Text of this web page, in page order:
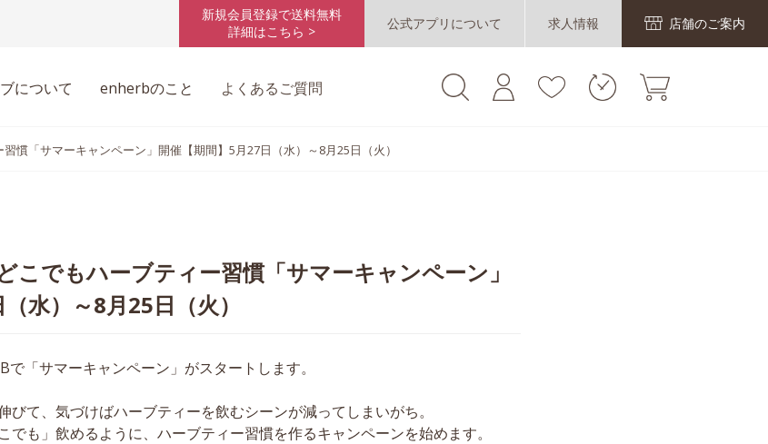
新規会員登録で送料無料
詳細はこちら >
公式アプリについて 求人情報 店舗のご案内
について enherbのこと よくあるご質問
慣「サマーキャンペーン」開催【期間】5月27日（水）～8月25日（火）
こでもハーブティー習慣「サマーキャンペーン」
水）～8月25日（火）
「サマーキャンペーン」がスタートします。
て、気づけばハーブティーを飲むシーンが減ってしまいがち。
でも」飲めるように、ハーブティー習慣を作るキャンペーンを始めます。